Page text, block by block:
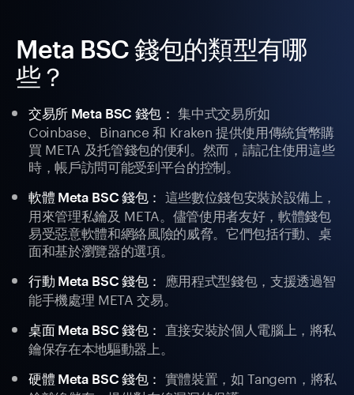
Meta BSC 錢包的類型有哪
些？
交易所 Meta BSC 錢包： 集中式交易所如
Coinbase、Binance 和 Kraken 提供使用傳統貨幣購
買 META 及托管錢包的便利。然而，請記住使用這些
時，帳戶訪問可能受到平台的控制。
軟體 Meta BSC 錢包： 這些數位錢包安裝於設備上，
用來管理私鑰及 META。儘管使用者友好，軟體錢包
易受惡意軟體和網絡風險的威脅。它們包括行動、桌
面和基於瀏覽器的選項。
行動 Meta BSC 錢包：
應用程式型錢包，支援透過智
能手機處理 META 交易。
桌面 Meta BSC 錢包：
直接安裝於個人電腦上，將私
鑰保存在本地驅動器上。
硬體 Meta BSC 錢包： 實體裝置，如 Tangem，將私